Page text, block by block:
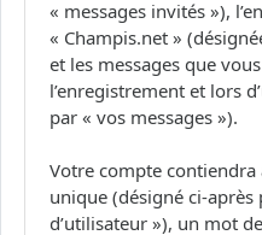
« messages invités »),
« Champis.net »
et les messages que
l’enregistrement et lors
par « vos messages »).
Votre compte
unique (désigné ci-
d’utilisateur »), un mot